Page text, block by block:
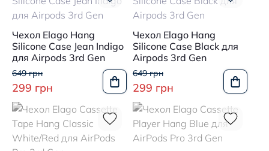
Чехол Elago Hang
Silicone Case Jean Indigo
для Airpods 3rd Gen
649 грн
299 грн
Чехол Elago Hang
Silicone Case Black для
Airpods 3rd Gen
649 грн
299 грн